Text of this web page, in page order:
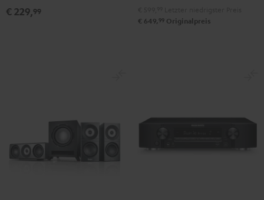
€ 229,99
€ 649, 99 Originalpreis